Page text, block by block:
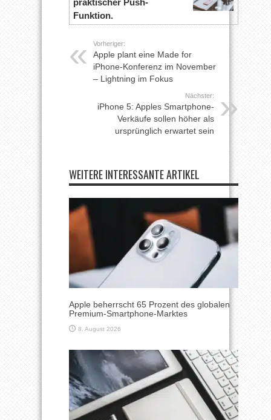
praktischer Push-
Funktion.
Vorheriger:
Apple plant eine Made for
iPhone-Konferenz im November
– Lightning im Fokus
Nächster:
iPhone 5: Apples Smartphone-
Verkäufe sollen höher als
ursprünglich erwartet sein
WEITERE INTERESSANTE ARTIKEL
Apple beherrscht 65 Prozent des globalen
Premium-Smartphone-Marktes
8. August 2026